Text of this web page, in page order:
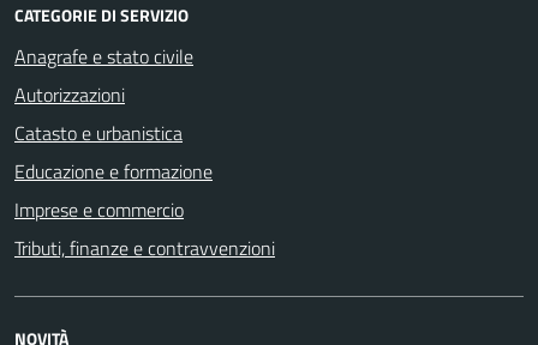
CATEGORIE DI SERVIZIO
Anagrafe e stato civile
Autorizzazioni
Catasto e urbanistica
Educazione e formazione
Imprese e commercio
Tributi, finanze e contravvenzioni
NOVITÀ